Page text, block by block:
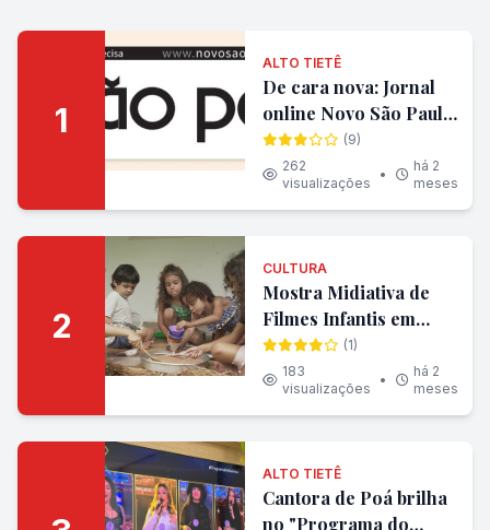
1
ALTO TIETÊ
De cara nova: Jornal
online Novo São Paulo
estreia layout moderno
para leitores e
anunciantes
(9)
262
visualizações
•
há 2
meses
2
CULTURA
Mostra Midiativa de
Filmes Infantis em
sessão gratuita aberta
ao público no Goethe-
Institut São Paulo
(1)
183
visualizações
•
há 2
meses
ALTO TIETÊ
Cantora de Poá brilha
no "Programa do